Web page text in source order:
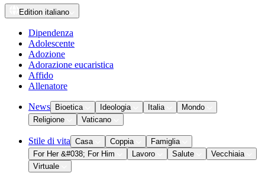
Edition italiano
Dipendenza
Adolescente
Adozione
Adorazione eucaristica
Affido
Allenatore
News Bioetica Ideologia Italia
Mondo
Religione
Vaticano
Stile di vita Casa Coppia
Famiglia
For Her &#038; For Him
Lavoro Salute
Vecchiaia
Virtuale